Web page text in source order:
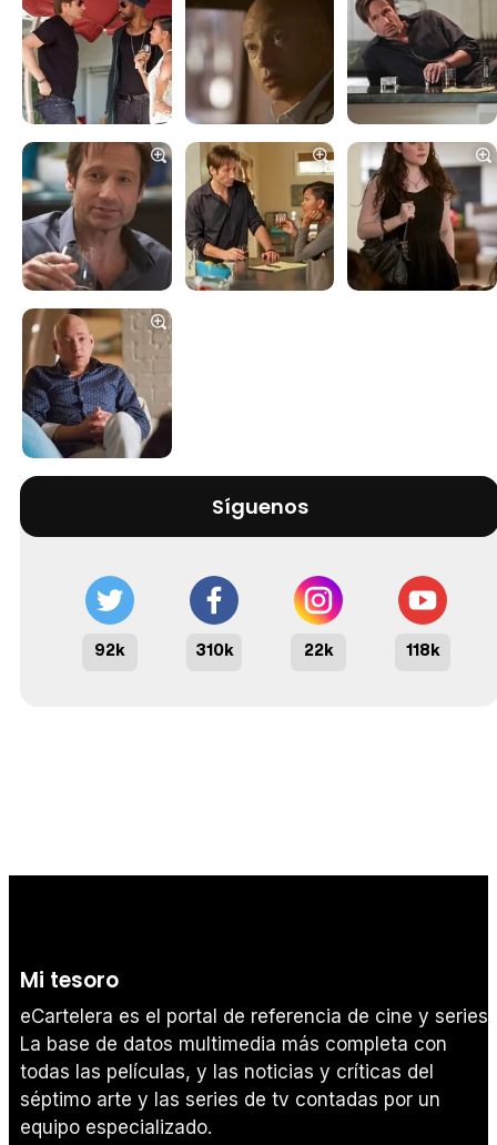
Síguenos
92k 310k 22k 118k
Mi tesoro
eCartelera es el portal de referencia de cine y series.
La base de datos multimedia más completa con
todas las películas, y las noticias y críticas del
séptimo arte y las series de tv contadas por un
equipo especializado.